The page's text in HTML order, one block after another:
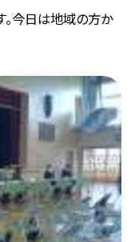
今日は地域の方か